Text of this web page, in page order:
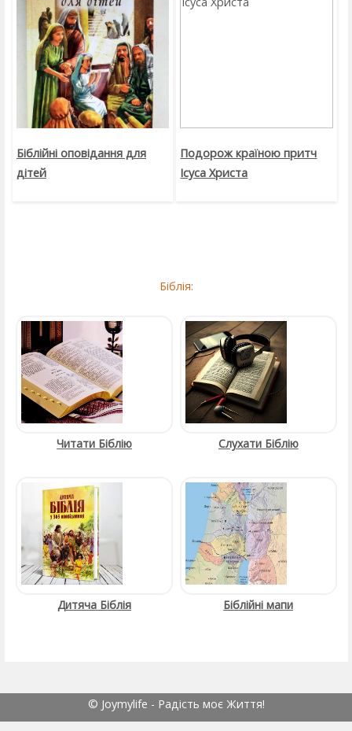
Біблійні оповідання для
дітей
Подорож країною притч
Ісуса Христа
Біблія:
Читати Біблію Слухати Біблію
Дитяча Біблія Біблійні мапи
© Joymylife - Радість моє Життя!